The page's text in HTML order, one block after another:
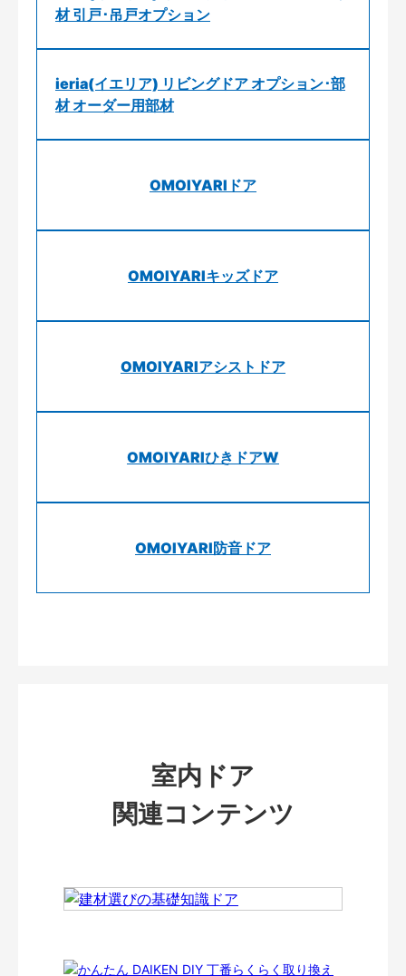
材 引戸･吊戸オプション
ieria(イエリア) リビングドア オプション･部
材 オーダー用部材
OMOIYARIドア
OMOIYARIキッズドア
OMOIYARIアシストドア
OMOIYARIひきドアW
OMOIYARI防音ドア
室内ドア
関連コンテンツ